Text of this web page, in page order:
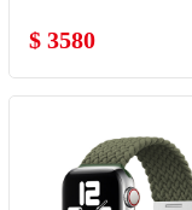
$ 3580